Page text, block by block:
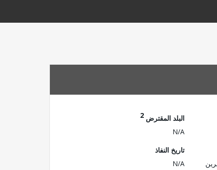
البلد المقترض 2
N/A
تاريخ النفاذ
N/A